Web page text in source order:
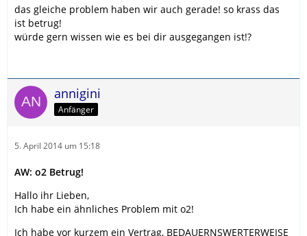
das gleiche problem haben wir auch gerade! so krass das
ist betrug!
würde gern wissen wie es bei dir ausgegangen ist!?
annigini
Anfänger
5. April 2014 um 15:18
AW: o2 Betrug!
Hallo ihr Lieben,
Ich habe ein ähnliches Problem mit o2!
Ich habe vor kurzem ein Vertrag, BEDAUERNSWERTERWEISE